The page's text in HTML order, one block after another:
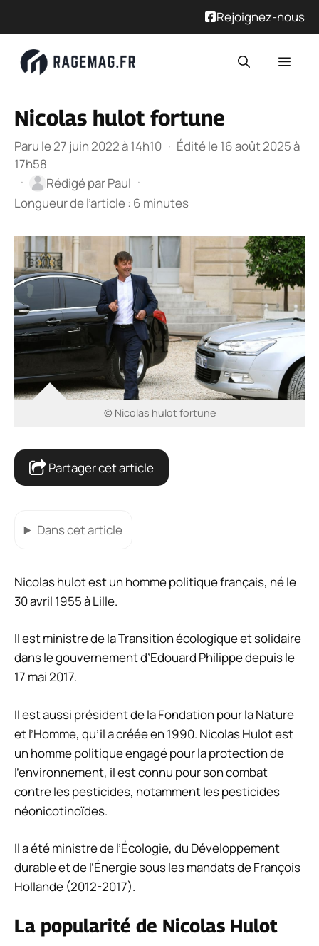
Rejoignez-nous
Nicolas hulot fortune
Paru le 27 juin 2022 à 14h10 · Édité le 16 août 2025 à
17h58
·
Rédigé parPaul ·
Longueur de l’article : 6 minutes
© Nicolas hulot fortune
Partager cet article
Dans cet article
Nicolas hulot est un homme politique français, né le
30 avril 1955 à Lille.
Il est ministre de la Transition écologique et solidaire
dans le gouvernement d’Edouard Philippe depuis le
17 mai 2017.
Il est aussi président de la Fondation pour la Nature
et l’Homme, qu’il a créée en 1990. Nicolas Hulot est
un homme politique engagé pour la protection de
l’environnement, il est connu pour son combat
contre les pesticides, notamment les pesticides
néonicotinoïdes.
Il a été ministre de l’Écologie, du Développement
durable et de l’Énergie sous les mandats de François
Hollande (2012-2017).
La popularité de Nicolas Hulot